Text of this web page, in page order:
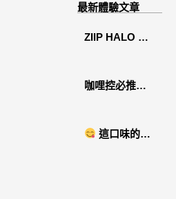
住宿˙八番私人
最新體驗文章
ZIIP HALO 居
好萊塢名人加
家，奈米微電
咖哩控必推！
NYONYA」美
這口味的即